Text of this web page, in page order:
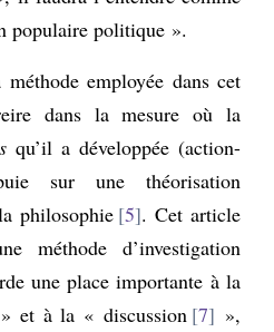
populaire politique ».
employée dans cet
dans la mesure où la
qu’il a développée (action-
sur une théorisation
philosophie 5 . Cet article
méthode d’investigation
une place importante à la
» et à la « discussion 7
»,